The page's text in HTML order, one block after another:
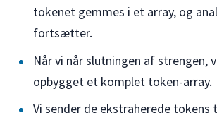
tokenet gemmes i et array, og
fortsætter.
Når vi når slutningen af strengen,
opbygget et komplet token-array.
Vi sender de ekstraherede